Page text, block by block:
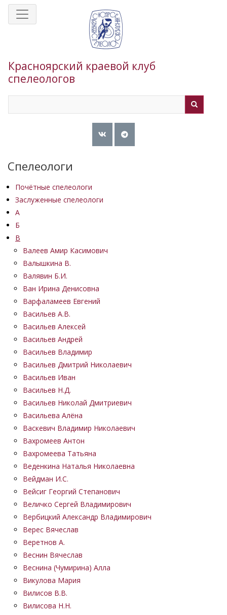
Перейти
Красноярский краевой клуб
спелеологов
Спелеологи
Почётные спелеологи
Заслуженные спелеологи
А
Б
В
Валеев Амир Касимович
Валышкина В.
Валявин Б.И.
Ван Ирина Денисовна
Варфаламеев Евгений
Васильев А.В.
Васильев Алексей
Васильев Андрей
Васильев Владимир
Васильев Дмитрий Николаевич
Васильев Иван
Васильев Н.Д.
Васильев Николай Дмитриевич
Васильева Алёна
Васкевич Владимир Николаевич
Вахромеев Антон
Вахромеева Татьяна
Веденкина Наталья Николаевна
Вейдман И.С.
Вейсиг Георгий Степанович
Величко Сергей Владимирович
Вербицкий Александр Владимирович
Верес Вячеслав
Веретнов А.
Веснин Вячеслав
Веснина (Чумирина) Алла
Викулова Мария
Вилисов В.В.
Вилисова Н.Н.